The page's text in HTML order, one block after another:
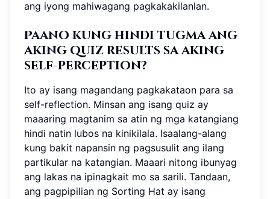
ang iyong mahiwagang pagkakakilanlan.
Paano kung hindi tugma ang
aking quiz results sa aking
self-perception?
Ito ay isang magandang pagkakataon para sa
self-reflection. Minsan ang isang quiz ay
maaaring magtanim sa atin ng mga katangiang
hindi natin lubos na kinikilala. Isaalang-alang
kung bakit napansin ng pagsusulit ang ilang
partikular na katangian. Maaari nitong ibunyag
ang lakas na ipinagkait mo sa sarili. Tandaan,
ang pagpipilian ng Sorting Hat ay isang